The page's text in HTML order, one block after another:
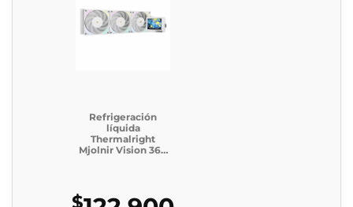
Refrigeración
líquida
Thermalright
Mjolnir Vision 360
$